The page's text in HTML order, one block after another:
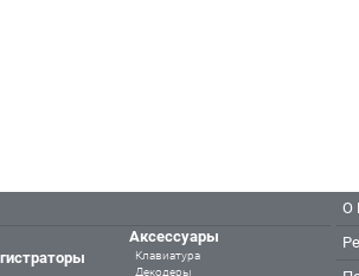
Аксессуары
Клавиатура
Декодеры
О